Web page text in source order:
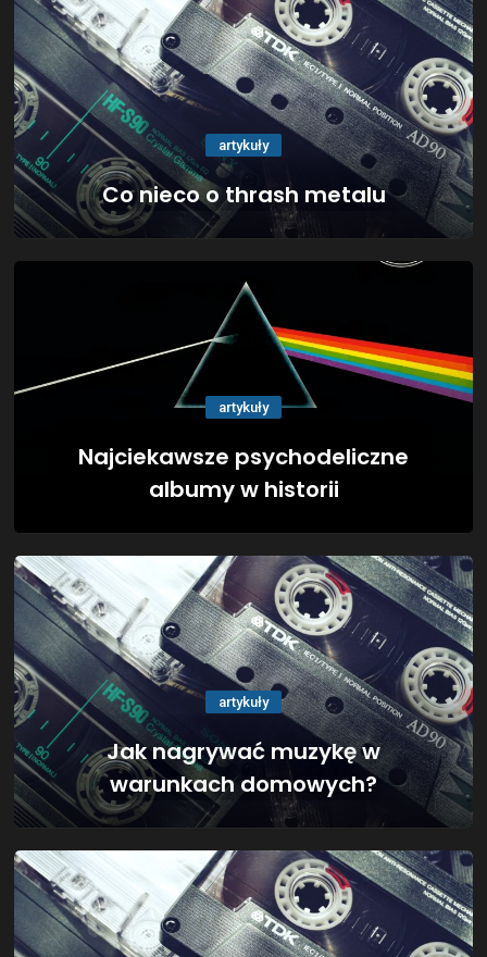
artykuły
Co nieco o thrash metalu
artykuły
Najciekawsze psychodeliczne
albumy w historii
artykuły
Jak nagrywać muzykę w
warunkach domowych?